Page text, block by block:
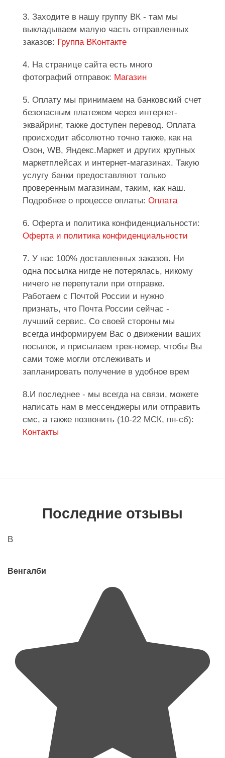
3. Заходите в нашу группу ВК - там мы
выкладываем малую часть отправленных
заказов: Группа ВКонтакте
4. На странице сайта есть много
фотографий отправок: Магазин
5. Оплату мы принимаем на банковский счет
безопасным платежом через интернет-
эквайринг, также доступен перевод. Оплата
происходит абсолютно точно также, как на
Озон, WB, Яндекс.Маркет и других крупных
маркетплейсах и интернет-магазинах. Такую
услугу банки предоставляют только
проверенным магазинам, таким, как наш.
Подробнее о процессе оплаты: Оплата
6. Оферта и политика конфиденциальности:
Оферта и политика конфиденциальности
7. У нас 100% доставленных заказов. Ни
одна посылка нигде не потерялась, никому
ничего не перепутали при отправке.
Работаем с Почтой России и нужно
признать, что Почта России сейчас -
лучший сервис. Со своей стороны мы
всегда информируем Вас о движении ваших
посылок, и присылаем трек-номер, чтобы Вы
сами тоже могли отслеживать и
запланировать получение в удобное врем
8.И последнее - мы всегда на связи, можете
написать нам в мессенджеры или отправить
смс, а также позвонить (10-22 МСК, пн-сб):
Контакты
Последние отзывы
В
Венгалби